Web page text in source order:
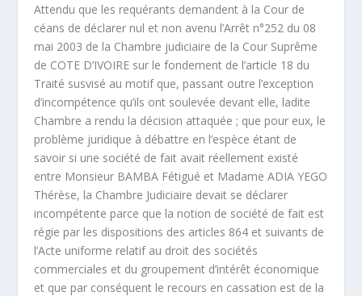
Attendu que les requérants demandent à la Cour de
céans de déclarer nul et non avenu l’Arrêt n°252 du 08
mai 2003 de la Chambre judiciaire de la Cour Suprême
de COTE D’IVOIRE sur le fondement de l’article 18 du
Traité susvisé au motif que, passant outre l’exception
d’incompétence qu’ils ont soulevée devant elle, ladite
Chambre a rendu la décision attaquée ; que pour eux, le
problème juridique à débattre en l’espèce étant de
savoir si une société de fait avait réellement existé
entre Monsieur BAMBA Fétigué et Madame ADIA YEGO
Thérèse, la Chambre Judiciaire devait se déclarer
incompétente parce que la notion de société de fait est
régie par les dispositions des articles 864 et suivants de
l’Acte uniforme relatif au droit des sociétés
commerciales et du groupement d’intérêt économique
et que par conséquent le recours en cassation est de la